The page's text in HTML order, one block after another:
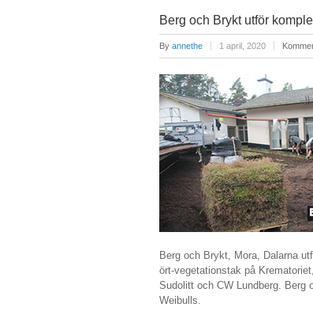
Berg och Brykt utför
By annethe 1 april, 2020
Berg och Brykt, Mora, Dalarna
ört-vegetationstak på
Sudolitt och CW Lundberg. Berg
Weibulls.